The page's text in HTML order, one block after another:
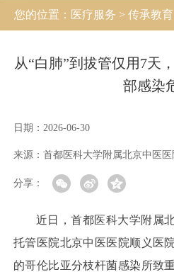
您的位置：医疗服务 > 传承教育
从“白肺”到拔管仅用7天
部感染
日期： 2026-06-30
来源： 首都医科大学附属北京中医医
分享：
近日，首都医科大学附属
托管医院北京中医医院顺义医
的哥伦比亚分枝杆菌感染所致